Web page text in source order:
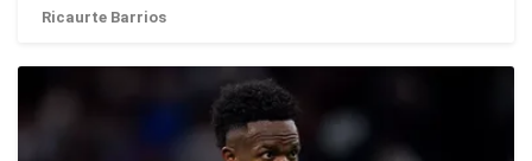
Ricaurte Barrios